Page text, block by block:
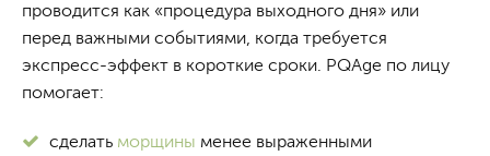
проводится как «процедура выходного дня» или
перед важными событиями, когда требуется
экспресс-эффект в короткие сроки. PQAge по лицу
помогает:
сделать морщины менее выраженными